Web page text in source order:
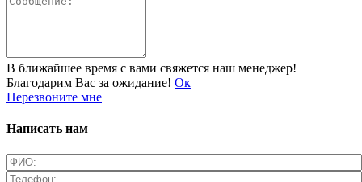
В ближайшее время с вами свяжется наш менеджер!
Благодарим Вас за ожидание! Ок
Перезвоните мне
Написать нам